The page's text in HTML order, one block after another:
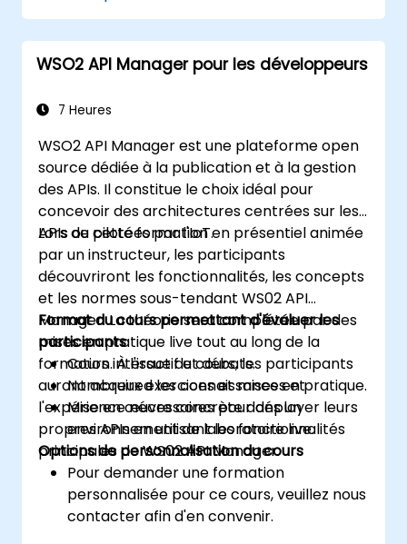
Docker.
Intégrer des microservices avec des
services de découverte et la passerelle
Utiliser Docker Compose pour des tests
WSO2 API Manager pour les développeurs
7 Heures
WSO2 API Manager est une plateforme open
source dédiée à la publication et à la gestion
des APIs. Il constitue le choix idéal pour
concevoir des architectures centrées sur les
APIs ou pilotées par l'IoT.
Lors de cette formation en présentiel animée
par un instructeur, les participants
découvriront les fonctionnalités, les concepts
et les normes sous-tendant WS02 API
Manager. La théorie sera complétée par des
mises en pratique live tout au long de la
formation. À l'issue du cours, les participants
auront acquired les connaissances et
l'expérience nécessaires pour déployer leurs
propres APIs en utilisant les fonctionnalités
principales de WS02 API Manager.
Format du cours permettant d'évaluer les
participants
Cours interactif et débats.
Nombreux exercices et mises en pratique.
Mise en œuvre concrète dans un
environnement de laboratoire live.
Options de personnalisation du cours
Pour demander une formation
personnalisée pour ce cours, veuillez nous
contacter afin d'en convenir.